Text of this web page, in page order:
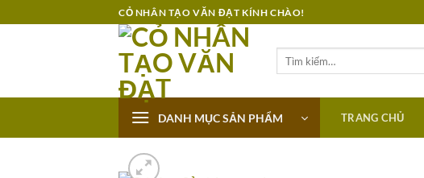
qua
CỎ NHÂN TẠO VĂN ĐẠT KÍNH CHÀO!
DANH MỤC SẢN PHẨM TRANG CHỦ